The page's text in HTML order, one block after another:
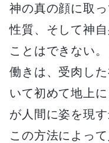
神の真の顔に取
性質、そして神
ことはできない
働きは、受肉し
いて初めて地上
が人間に姿を現
この方法によっ